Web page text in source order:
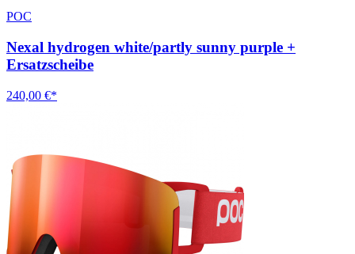
POC
Nexal hydrogen white/partly sunny purple +
Ersatzscheibe
240,00 €*